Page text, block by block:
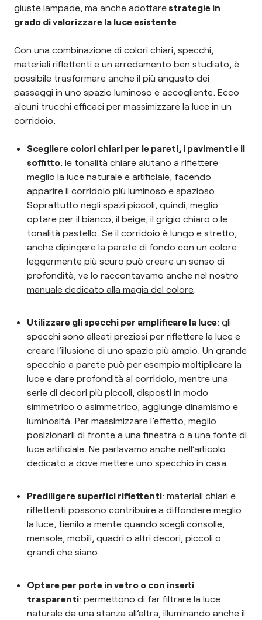
giuste lampade, ma anche adottare strategie in
grado di valorizzare la luce esistente.
Con una combinazione di colori chiari, specchi,
materiali riflettenti e un arredamento ben studiato, è
possibile trasformare anche il più angusto dei
passaggi in uno spazio luminoso e accogliente. Ecco
alcuni trucchi efficaci per massimizzare la luce in un
corridoio.
Scegliere colori chiari per le pareti, i pavimenti e il
soffitto: le tonalità chiare aiutano a riflettere
meglio la luce naturale e artificiale, facendo
apparire il corridoio più luminoso e spazioso.
Soprattutto negli spazi piccoli, quindi, meglio
optare per il bianco, il beige, il grigio chiaro o le
tonalità pastello. Se il corridoio è lungo e stretto,
anche dipingere la parete di fondo con un colore
leggermente più scuro può creare un senso di
profondità, ve lo raccontavamo anche nel nostro
manuale dedicato alla magia del colore.
Utilizzare gli specchi per amplificare la luce: gli
specchi sono alleati preziosi per riflettere la luce e
creare l’illusione di uno spazio più ampio. Un grande
specchio a parete può per esempio moltiplicare la
luce e dare profondità al corridoio, mentre una
serie di decori più piccoli, disposti in modo
simmetrico o asimmetrico, aggiunge dinamismo e
luminosità. Per massimizzare l’effetto, meglio
posizionarli di fronte a una finestra o a una fonte di
luce artificiale. Ne parlavamo anche nell’articolo
dedicato a dove mettere uno specchio in casa.
Prediligere superfici riflettenti: materiali chiari e
riflettenti possono contribuire a diffondere meglio
la luce, tienilo a mente quando scegli consolle,
mensole, mobili, quadri o altri decori, piccoli o
grandi che siano.
Optare per porte in vetro o con inserti
trasparenti: permettono di far filtrare la luce
naturale da una stanza all’altra, illuminando anche il